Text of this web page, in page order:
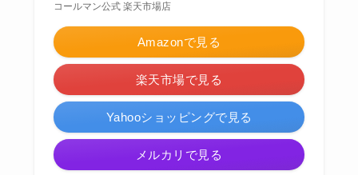
コールマン公式 楽天市場店
Amazonで見る
楽天市場で見る
Yahooショッピングで見る
メルカリで見る